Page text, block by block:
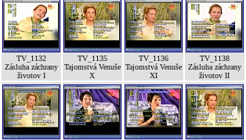
TV_1132
Zásluha záchrany
životov I
TV_1135
Tajomstvá Venuše
X
TV_1136
Tajomstvá Venuše
XI
TV_1138
Zásluha záchrany
životov II